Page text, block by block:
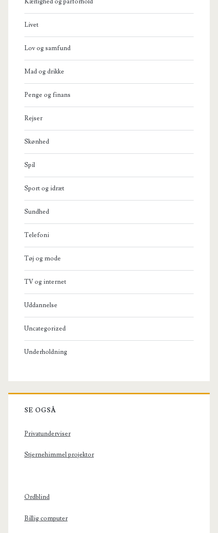
Livet
Lov og samfund
Mad og drikke
Penge og finans
Rejser
Skønhed
Spil
Sport og idræt
Sundhed
Telefoni
Tøj og mode
TV og internet
Uddannelse
Uncategorized
Underholdning
SE OGSÅ
Privatunderviser
Stjernehimmel projektor
Ordblind
Billig computer